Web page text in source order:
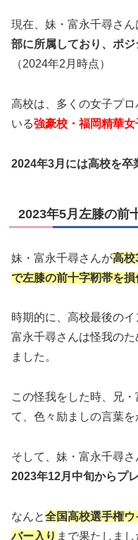
現在、妹・富永千尋さん
部に所属しており、ポ
（2024年2月時点）
高校は、多くの女子プ
いる強豪校・福岡精華女
2024年3月には高校を卒
2023年5月左膝の前
妹・富永千尋さんが高校
で左膝の前十字靭帯を損
時期的に、高校最後の
富永千尋さんは怪我のた
ました。
この怪我をした時、兄
て、色々励ましの言葉を
そして、妹・富永千尋さ
2023年12月中旬からプ
なんと全国高校選手権
バー入り まで果たしまし